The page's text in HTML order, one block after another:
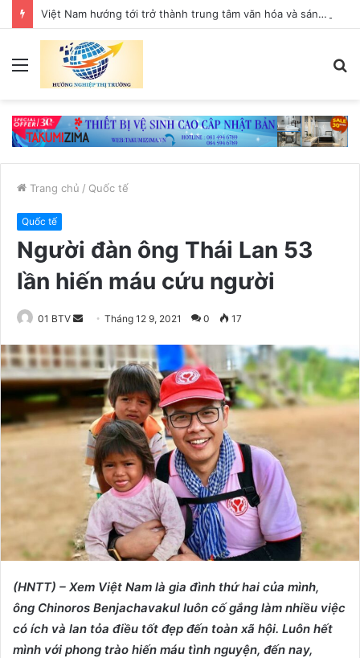
Việt Nam hướng tới trở thành trung tâm văn hóa và sáng tạo hàng đầu khu vực
Trang chủ / Quốc tế
Quốc tế
Người đàn ông Thái Lan 53
lần hiến máu cứu người
01 BTV
n
d
a
n
m
a
Tháng 12 9, 2021 0 17
(HNTT) – Xem Việt Nam là gia đình thứ hai của mình,
ông Chinoros Benjachavakul luôn cố gắng làm nhiều việc
có ích và lan tỏa điều tốt đẹp đến toàn xã hội. Luôn hết
mình với phong trào hiến máu tình nguyện, đến nay,